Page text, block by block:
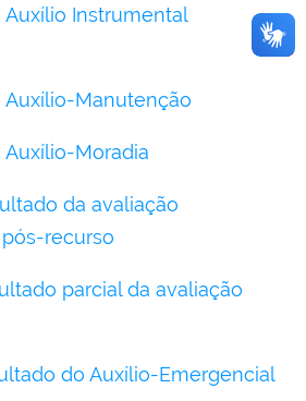
Instrumental
Auxílio-Manutenção
Moradia
da avaliação
recurso
parcial da avaliação
do Auxílio-Emergencial